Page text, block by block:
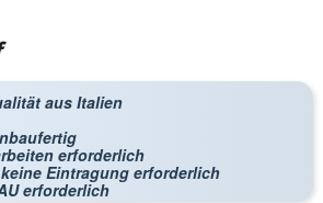
aus Italien
erforderlich
Eintragung erforderlich
erforderlich